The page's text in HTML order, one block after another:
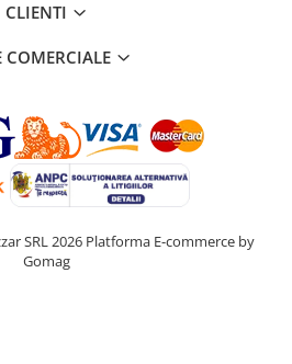
CLIENTI
COMERCIALE
SRL 2026 Platforma E-commerce by
Gomag